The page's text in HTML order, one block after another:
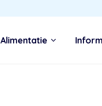
Alimentatie